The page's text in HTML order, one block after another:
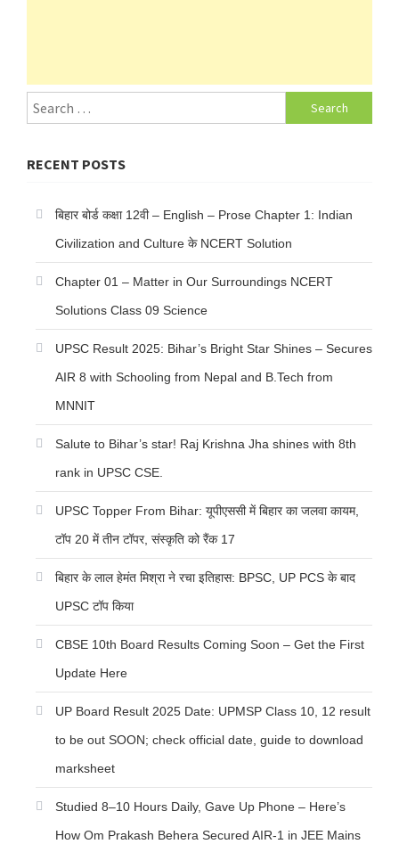
Search
for:
RECENT POSTS
बिहार बोर्ड कक्षा 12वी – English – Prose Chapter 1: Indian
Civilization and Culture के NCERT Solution
Chapter 01 – Matter in Our Surroundings NCERT
Solutions Class 09 Science
UPSC Result 2025: Bihar’s Bright Star Shines – Secures
AIR 8 with Schooling from Nepal and B.Tech from
MNNIT
Salute to Bihar’s star! Raj Krishna Jha shines with 8th
rank in UPSC CSE.
UPSC Topper From Bihar: यूपीएससी में बिहार का जलवा कायम,
टॉप 20 में तीन टॉपर, संस्कृति को रैंक 17
बिहार के लाल हेमंत मिश्रा ने रचा इतिहास: BPSC, UP PCS के बाद
UPSC टॉप किया
CBSE 10th Board Results Coming Soon – Get the First
Update Here
UP Board Result 2025 Date: UPMSP Class 10, 12 result
to be out SOON; check official date, guide to download
marksheet
Studied 8–10 Hours Daily, Gave Up Phone – Here’s
How Om Prakash Behera Secured AIR-1 in JEE Mains